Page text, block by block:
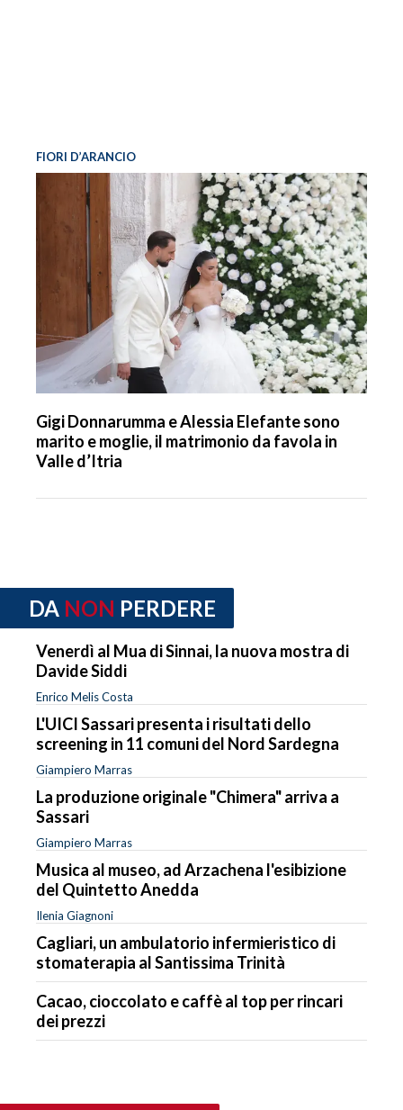
FIORI D’ARANCIO
Gigi Donnarumma e Alessia Elefante sono
marito e moglie, il matrimonio da favola in
Valle d’Itria
DA NON PERDERE
Venerdì al Mua di Sinnai, la nuova mostra di
Davide Siddi
Enrico Melis Costa
L'UICI Sassari presenta i risultati dello
screening in 11 comuni del Nord Sardegna
Giampiero Marras
La produzione originale "Chimera" arriva a
Sassari
Giampiero Marras
Musica al museo, ad Arzachena l'esibizione
del Quintetto Anedda
Ilenia Giagnoni
Cagliari, un ambulatorio infermieristico di
stomaterapia al Santissima Trinità
Cacao, cioccolato e caffè al top per rincari
dei prezzi